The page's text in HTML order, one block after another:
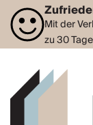
Mit der
zu 30